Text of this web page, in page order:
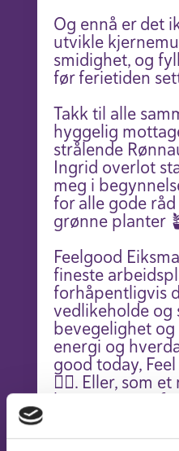
Og ennå er det
utvikle
smidighet, og
før ferietiden
Takk til alle
hyggelig
strålende
Ingrid overlot
meg i
for alle gode
grønne planter
Feelgood
fineste
forhåpentligvis
vedlikeholde og
bevegelighet
energi og
good today,
🏋️‍♂️. Eller, som et
kommenterte